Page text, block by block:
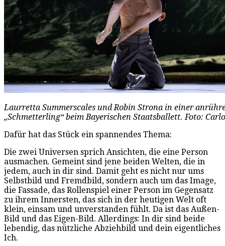
Laurretta Summerscales und Robin Strona in einer
„Schmetterling“ beim Bayerischen Staatsballett. Foto:
Dafür hat das Stück ein spannendes Thema:
Die zwei Universen sprich Ansichten, die eine Person
ausmachen. Gemeint sind jene beiden Welten, die in
jedem, auch in dir sind. Damit geht es nicht nur ums
Selbstbild und Fremdbild, sondern auch um das Image,
die Fassade, das Rollenspiel einer Person im Gegensatz
zu ihrem Innersten, das sich in der heutigen Welt oft
klein, einsam und unverstanden fühlt. Da ist das Außen-
Bild und das Eigen-Bild. Allerdings: In dir sind beide
lebendig, das nützliche Abziehbild und dein eigentliches
Ich.